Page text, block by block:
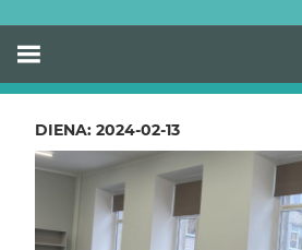
DIENA: 2024-02-13